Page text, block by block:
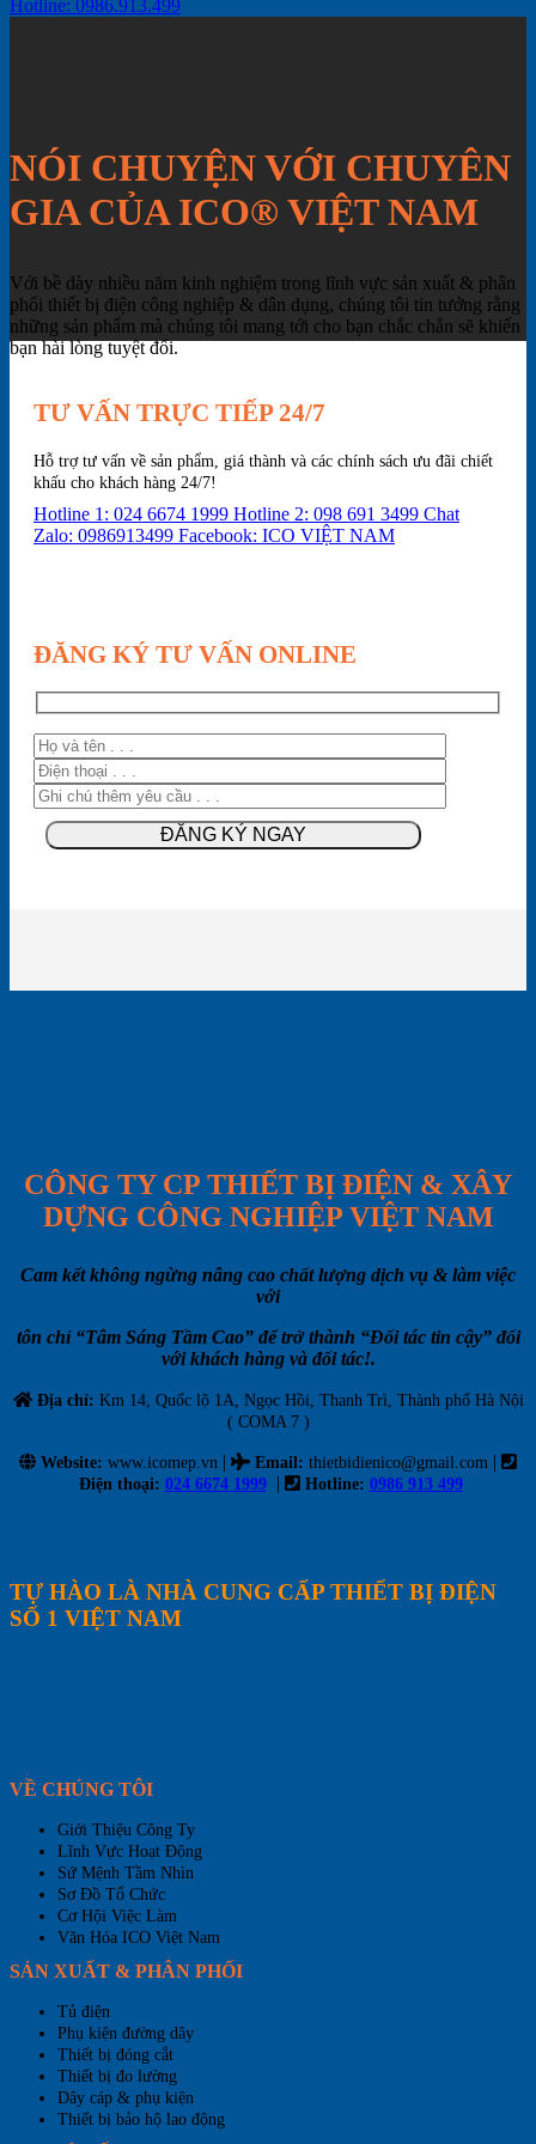
Hotline: 0986.913.499
NÓI CHUYỆN VỚI CHUYÊN
GIA CỦA ICO® VIỆT NAM
Với bề dày nhiều năm kinh nghiệm trong lĩnh vực sản xuất & phân
phối thiết bị điện công nghiệp & dân dụng, chúng tôi tin tưởng rằng
những sản phẩm mà chúng tôi mang tới cho bạn chắc chắn sẽ khiến
bạn hài lòng tuyệt đối.
TƯ VẤN TRỰC TIẾP 24/7
Hỗ trợ tư vấn về sản phẩm, giá thành và các chính sách ưu đãi chiết
khấu cho khách hàng 24/7!
Hotline 1: 024 6674 1999 Hotline 2: 098 691 3499 Chat
Zalo: 0986913499 Facebook: ICO VIỆT NAM
ĐĂNG KÝ TƯ VẤN ONLINE
CÔNG TY CP THIẾT BỊ ĐIỆN & XÂY
DỰNG CÔNG NGHIỆP VIỆT NAM
Cam kết không ngừng nâng cao chất lượng dịch vụ & làm việc
với
tôn chỉ “Tâm Sáng Tầm Cao” để trở thành “Đối tác tin cậy” đối
với khách hàng và đối tác!.
Địa chỉ: Km 14, Quốc lộ 1A, Ngọc Hồi, Thanh Trì, Thành phố Hà Nội
( COMA 7 )
Website: www.icomep.vn | Email: thietbidienico@gmail.com |
Điện thoại: 024 6674 1999 | Hotline: 0986 913 499
TỰ HÀO LÀ NHÀ CUNG CẤP THIẾT BỊ ĐIỆN
SỐ 1 VIỆT NAM
VỀ CHÚNG TÔI
Giới Thiệu Công Ty
Lĩnh Vực Hoạt Động
Sứ Mệnh Tầm Nhìn
Sơ Đồ Tổ Chức
Cơ Hội Việc Làm
Văn Hóa ICO Việt Nam
SẢN XUẤT & PHÂN PHỐI
Tủ điện
Phụ kiện đường dây
Thiết bị đóng cắt
Thiết bị đo lường
Dây cáp & phụ kiện
Thiết bị bảo hộ lao động